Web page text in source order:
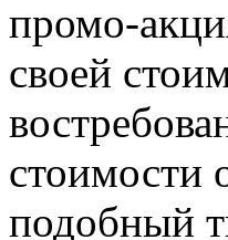
промо-
своей
стоимости
подобный